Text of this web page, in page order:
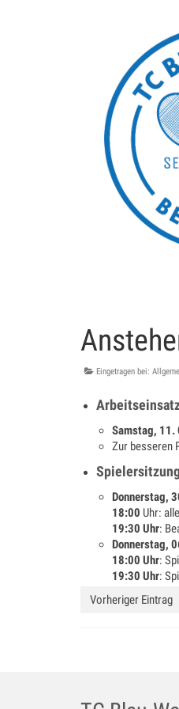
Eingetragen bei:
Samstag, 11.
Zur besseren
Donnerstag,
18:00 Uhr:
19:30 Uhr:
Donnerstag,
18:00 Uhr:
19:30 Uhr:
Vorheriger Eintrag